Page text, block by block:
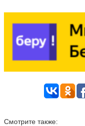
Смотрите также: